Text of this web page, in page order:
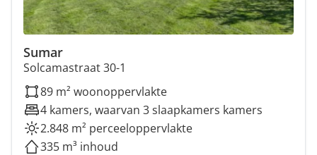
Sumar
Solcamastraat 30-1
89 m² woonoppervlakte
4 kamers, waarvan 3 slaapkamers kamers
2.848 m² perceeloppervlakte
335 m³ inhoud